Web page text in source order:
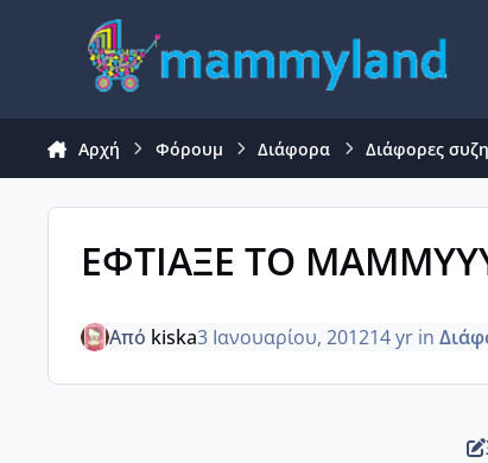
Μετάβαση σε περιεχόμενο
Αρχή Φόρουμ Διάφορα Διάφορες
ΕΦΤΙΑΞΕ ΤΟ
Από kiska3 Ιανουαρίου, 201214 yr in